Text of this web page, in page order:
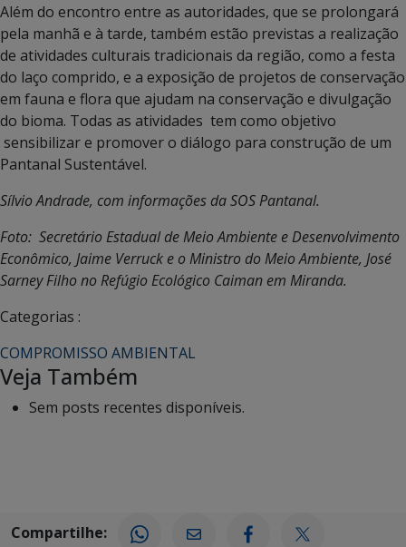
Além do encontro entre as autoridades, que se prolongará
pela manhã e à tarde, também estão previstas a realização
de atividades culturais tradicionais da região, como a festa
do laço comprido, e a exposição de projetos de conservação
em fauna e flora que ajudam na conservação e divulgação
do bioma. Todas as atividades tem como objetivo
sensibilizar e promover o diálogo para construção de um
Pantanal Sustentável.
Sílvio Andrade, com informações da SOS Pantanal.
Foto: Secretário Estadual de Meio Ambiente e Desenvolvimento
Econômico, Jaime Verruck e o Ministro do Meio Ambiente, José
Sarney Filho no Refúgio Ecológico Caiman em Miranda.
Categorias :
COMPROMISSO AMBIENTAL
Veja Também
Sem posts recentes disponíveis.
Compartilhe: